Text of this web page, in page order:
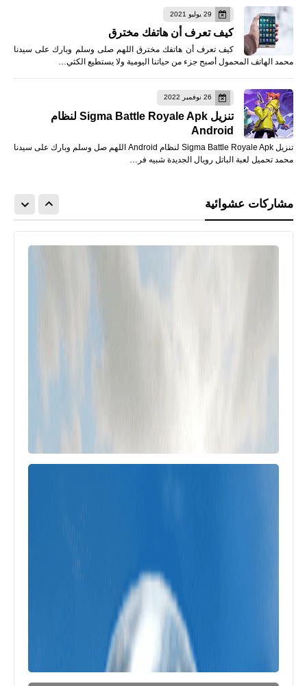
29 يوليو 2021
كيف تعرف أن هاتفك مخترق
كيف تعرف أن هاتفك مخترق اللهم صلى وسلم وبارك على سيدنا
محمد الهاتف المحمول أصبح جزء من حياتنا اليومية ولا يستطيع الكثي…
26 نوفمبر 2022
تنزيل Sigma Battle Royale Apk لنظام
Android
تنزيل Sigma Battle Royale Apk لنظام Android اللهم صل وسلم وبارك على سيدنا
محمد تحميل لعبة الباتل رويال الجديدة شبيه فر…
مشاركات عشوائية